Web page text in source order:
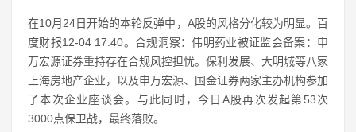
在10月24日开始的本轮反弹中，A股的风格分化较为明显。百
度财报12-04 17:40。合规洞察：伟明药业被证监会备案：申
万宏源证券重持存在合规风控担忧。保利发展、大明城等八家
上海房地产企业，以及申万宏源、国金证券两家主办机构参加
了本次企业座谈会。与此同时，今日A股再次发起第53次
3000点保卫战，最终落败。